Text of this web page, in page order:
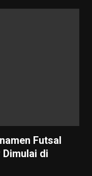
Futsal
di